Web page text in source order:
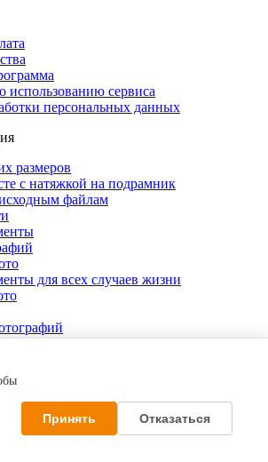
Принять Отказаться
использованию сервиса
персональных данных
размеров
c натяжкой на подрамник
файлам
для всех случаев жизни